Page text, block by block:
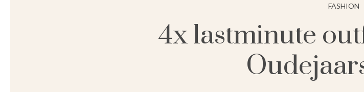
FASHION
4x lastminute